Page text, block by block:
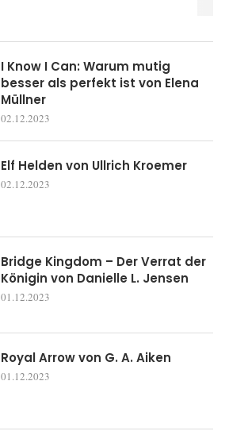
I Know I Can: Warum mutig
besser als perfekt ist von Elena
Müllner
02.12.2023
Elf Helden von Ullrich Kroemer
02.12.2023
Bridge Kingdom – Der Verrat der
Königin von Danielle L. Jensen
01.12.2023
Royal Arrow von G. A. Aiken
01.12.2023